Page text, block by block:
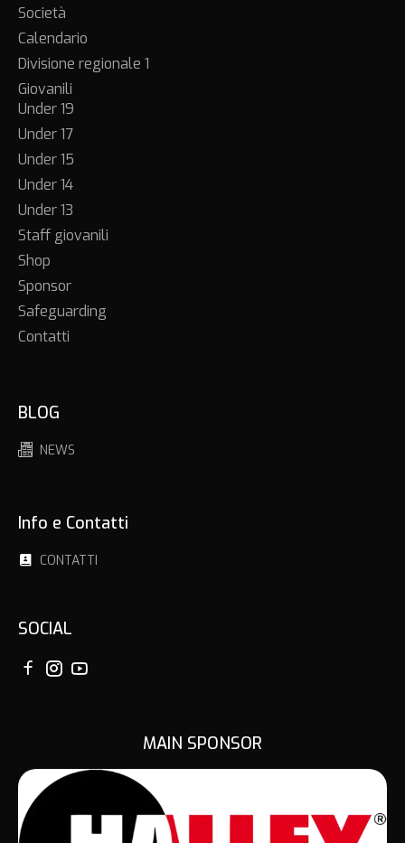
Società
Calendario
Divisione regionale 1
Giovanili
Under 19
Under 17
Under 15
Under 14
Under 13
Staff giovanili
Shop
Sponsor
Safeguarding
Contatti
BLOG
NEWS
Info e Contatti
CONTATTI
SOCIAL
MAIN SPONSOR